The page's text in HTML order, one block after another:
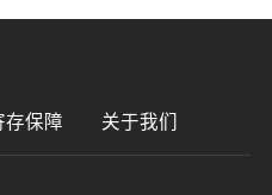
存保障 关于我们